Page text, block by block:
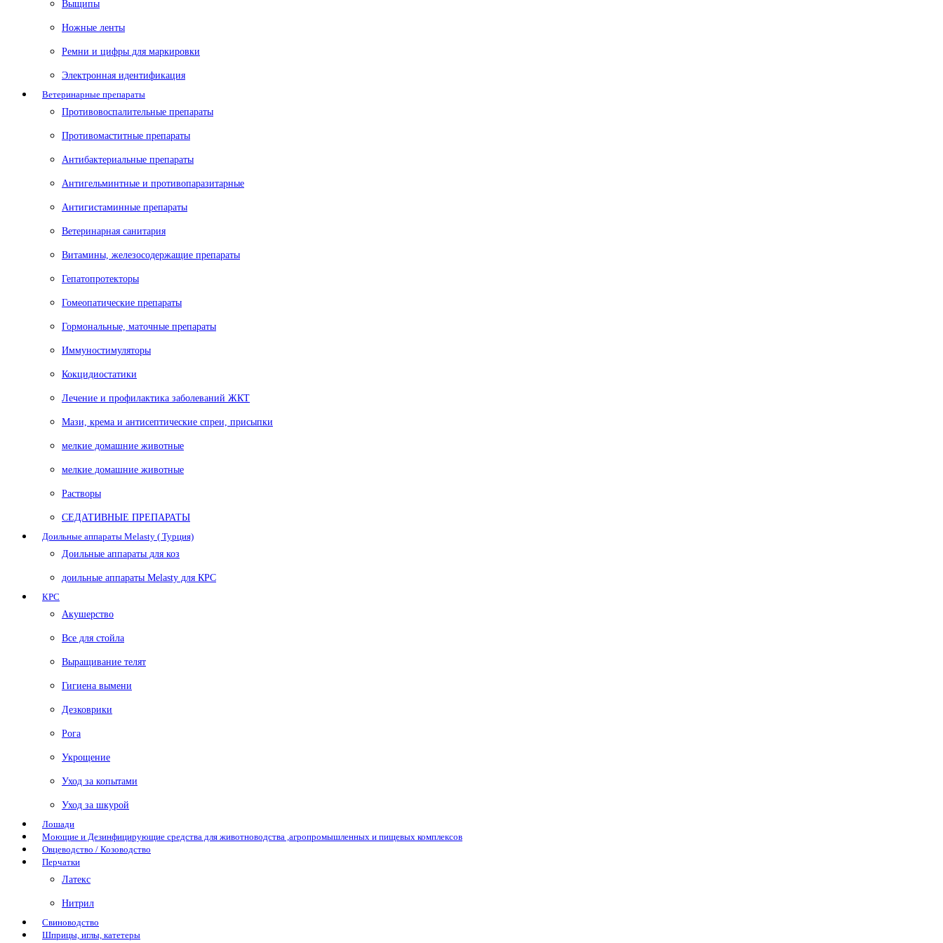
Выщипы
Ножные ленты
Ремни и цифры для маркировки
Электронная идентификация
Ветеринарные препараты
Противовоспалительные препараты
Противомаститные препараты
Антибактериальные препараты
Антигельминтные и противопаразитарные
Антигистаминные препараты
Ветеринарная санитария
Витамины, железосодержащие препараты
Гепатопротекторы
Гомеопатические препараты
Гормональные, маточные препараты
Иммуностимуляторы
Кокцидиостатики
Лечение и профилактика заболеваний ЖКТ
Мази, крема и антисептические спреи, присыпки
мелкие домашние животные
мелкие домашние животные
Растворы
СЕДАТИВНЫЕ ПРЕПАРАТЫ
Доильные аппараты Melasty ( Турция)
Доильные аппараты для коз
доильные аппараты Melasty для КРС
КРС
Акушерство
Все для стойла
Выращивание телят
Гигиена вымени
Дезковрики
Рога
Укрощение
Уход за копытами
Уход за шкурой
Лошади
Моющие и Дезинфицирующие средства для животноводства ,агропромышленных и пищевых комплексов
Овцеводство / Козоводство
Перчатки
Латекс
Нитрил
Свиноводство
Шприцы, иглы, катетеры